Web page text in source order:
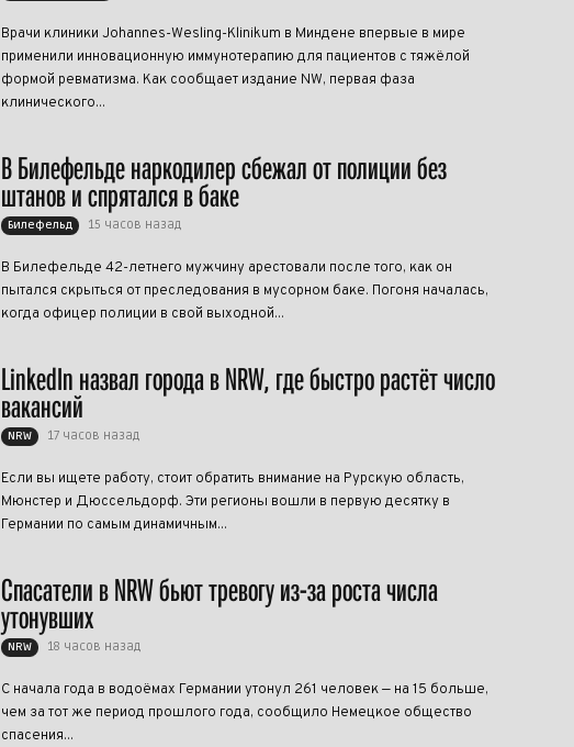
Врачи клиники Johannes-Wesling-Klinikum в Миндене впервые в мире
применили инновационную иммунотерапию для пациентов с тяжёлой
формой ревматизма. Как сообщает издание NW, первая фаза
клинического...
В Билефельде наркодилер сбежал от полиции без
штанов и спрятался в баке
Билефельд 15 часов назад
В Билефельде 42-летнего мужчину арестовали после того, как он
пытался скрыться от преследования в мусорном баке. Погоня началась,
когда офицер полиции в свой выходной...
LinkedIn назвал города в NRW, где быстро растёт число
вакансий
NRW 17 часов назад
Если вы ищете работу, стоит обратить внимание на Рурскую область,
Мюнстер и Дюссельдорф. Эти регионы вошли в первую десятку в
Германии по самым динамичным...
Спасатели в NRW бьют тревогу из-за роста числа
утонувших
NRW 18 часов назад
С начала года в водоёмах Германии утонул 261 человек — на 15 больше,
чем за тот же период прошлого года, сообщило Немецкое общество
спасения...